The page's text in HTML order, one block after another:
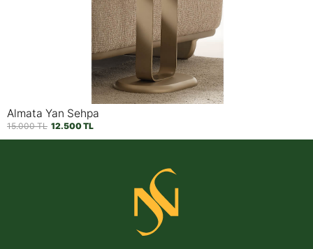
Utopia Ceviz Yan Sehpa
20.950TL 17.750